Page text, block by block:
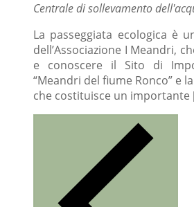
Centrale di sollevamento
La passeggiata ecologica è
dell’Associazione I Meandri,
e conoscere il Sito di
“Meandri del fiume Ronco” e
che costituisce un importante